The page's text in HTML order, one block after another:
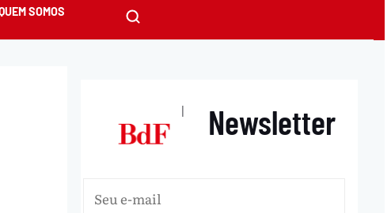
SOMOS
| Newsletter